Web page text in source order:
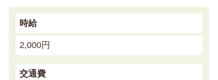
時給
2,000円
交通費